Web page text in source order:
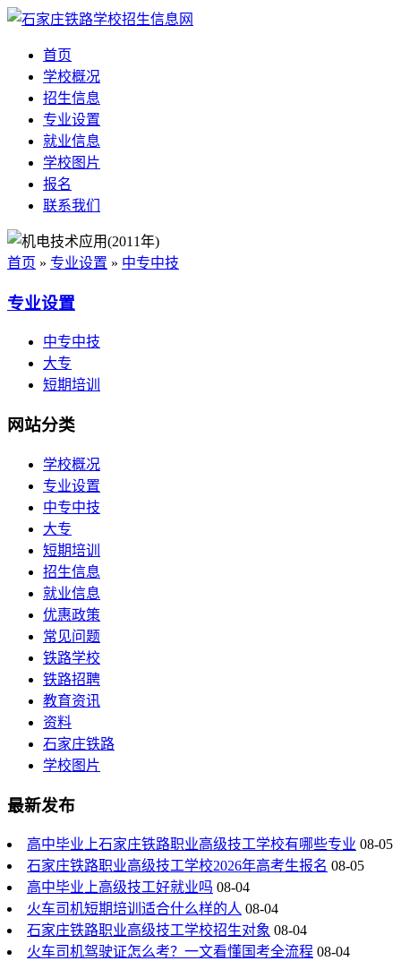
首页
学校概况
招生信息
专业设置
就业信息
学校图片
报名
联系我们
首页 » 专业设置 » 中专中技
专业设置
中专中技
大专
短期培训
网站分类
学校概况
专业设置
中专中技
大专
短期培训
招生信息
就业信息
优惠政策
常见问题
铁路学校
铁路招聘
教育资讯
资料
石家庄铁路
学校图片
最新发布
高中毕业上石家庄铁路职业高级技工学校有哪些专业 08-05
石家庄铁路职业高级技工学校2026年高考生报名 08-05
高中毕业上高级技工好就业吗 08-04
火车司机短期培训适合什么样的人 08-04
石家庄铁路职业高级技工学校招生对象 08-04
火车司机驾驶证怎么考？一文看懂国考全流程 08-04